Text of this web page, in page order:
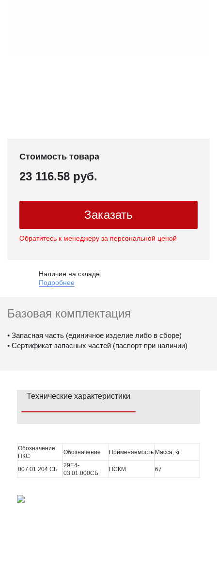
Стоимость товара
23 116.58 руб.
Заказать
Обратитесь к менеджеру за персональной ценой
Наличие на складе
Подробнее
Базовая комплектация
• Запасная часть (единичное изделие либо в сборе)
• Сертификат запасных частей (паспорт при наличии)
Технические характеристики
Обозначение
ПКС
Обозначение Применяемость Масса, кг
007.01.204 СБ
29Е4-
03.01.000СБ
ПСКМ 67